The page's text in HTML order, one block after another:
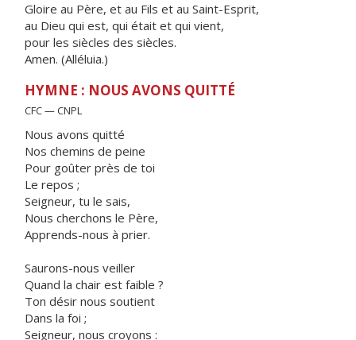
Gloire au Père, et au Fils et au Saint-Esprit,
au Dieu qui est, qui était et qui vient,
pour les siècles des siècles.
Amen. (Alléluia.)
HYMNE : NOUS AVONS QUITTÉ
CFC — CNPL
Nous avons quitté
Nos chemins de peine
Pour goûter près de toi
Le repos ;
Seigneur, tu le sais,
Nous cherchons le Père,
Apprends-nous à prier.
Saurons-nous veiller
Quand la chair est faible ?
Ton désir nous soutient
Dans la foi ;
Seigneur, nous croyons :